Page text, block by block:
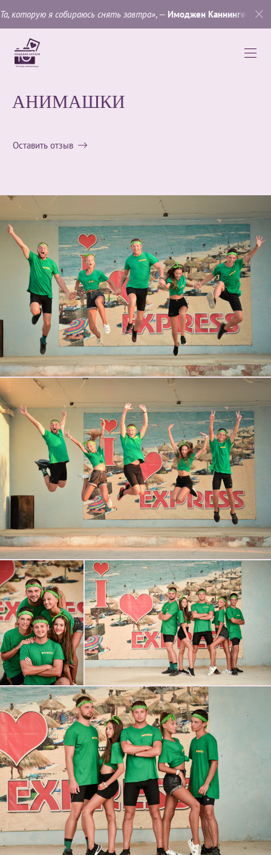
я собираюсь снять завтра», —Имоджен Каннингем.
АНИМАШКИ
Оставить отзыв